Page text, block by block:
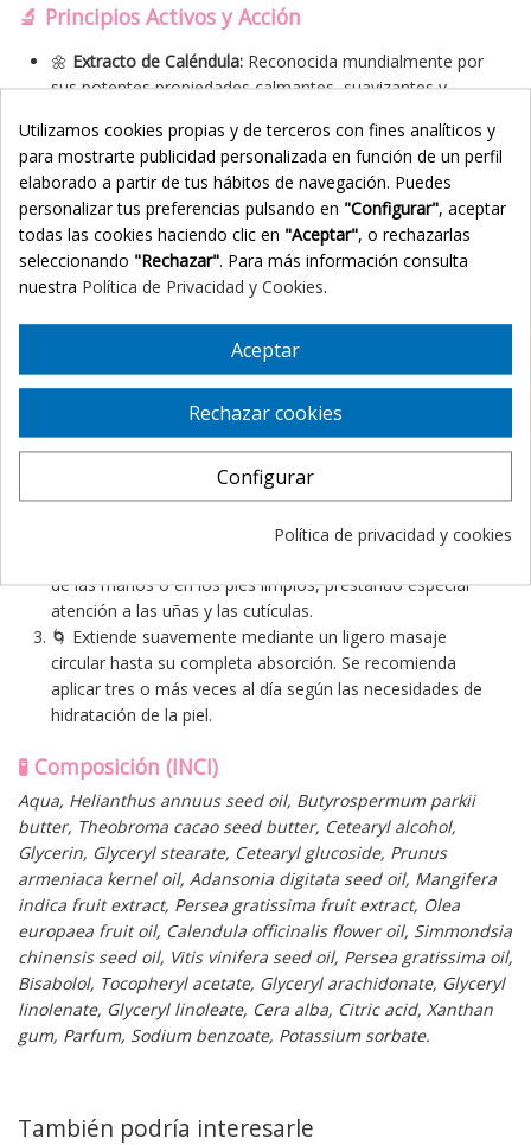
🔬 Principios Activos y Acción
🌼 Extracto de Caléndula: Reconocida mundialmente por
sus potentes propiedades calmantes, suavizantes y
🌳Aceite de Baobab:Extraordinario regenerador celular
rico en vitaminas que nutre en profundidad y combate la
sequedad extrema.
🥑Extractos de Mango y Aguacate:Frutas ricas en lípidos
naturales que suavizan, acondicionan y devuelven la
flexibilidad al tejido cutáneo.
🥜Manteca de Karité y Aceite de Jojoba:
reforzando intensamente la barrera lipídica de la piel para
evitar la pérdida de humedad.
🧪Vitaminas E y F:Combinación antioxidante que protege
estructura de las uñas.
🎨 Modo de Empleo
🧼 Limpia y seca bien la zona de las manos, pies y uñas
de las manos o en los pies limpios, prestando especial
atención a las uñas y las cutículas.
🌀 Extiende suavemente mediante un ligero masaje
circular hasta su completa absorción. Se recomienda
aplicar tres o más veces al día según las necesidades de
hidratación de la piel.
🧪 Composición (INCI)
Aqua, Helianthus annuus seed oil, Butyrospermum parkii
butter, Theobroma cacao seed butter, Cetearyl alcohol,
Glycerin, Glyceryl stearate, Cetearyl glucoside, Prunus
armeniaca kernel oil, Adansonia digitata seed oil, Mangifera
indica fruit extract, Persea gratissima fruit extract, Olea
europaea fruit oil, Calendula officinalis flower oil, Simmondsia
chinensis seed oil, Vitis vinifera seed oil, Persea gratissima oil,
Bisabolol, Tocopheryl acetate, Glyceryl arachidonate, Glyceryl
linolenate, Glyceryl linoleate, Cera alba, Citric acid, Xanthan
gum, Parfum, Sodium benzoate, Potassium sorbate.
También podría interesarle
Utilizamos cookies propias y de terceros con fines analíticos y
para mostrarte publicidad personalizada en función de un perfil
elaborado a partir de tus hábitos de navegación. Puedes
personalizar tus preferencias pulsando en "Configurar", aceptar
todas las cookies haciendo clic en "Aceptar", o rechazarlas
seleccionando "Rechazar". Para más información consulta
nuestra Política de Privacidad y Cookies.
Aceptar
Rechazar cookies
Configurar
Política de privacidad y cookies